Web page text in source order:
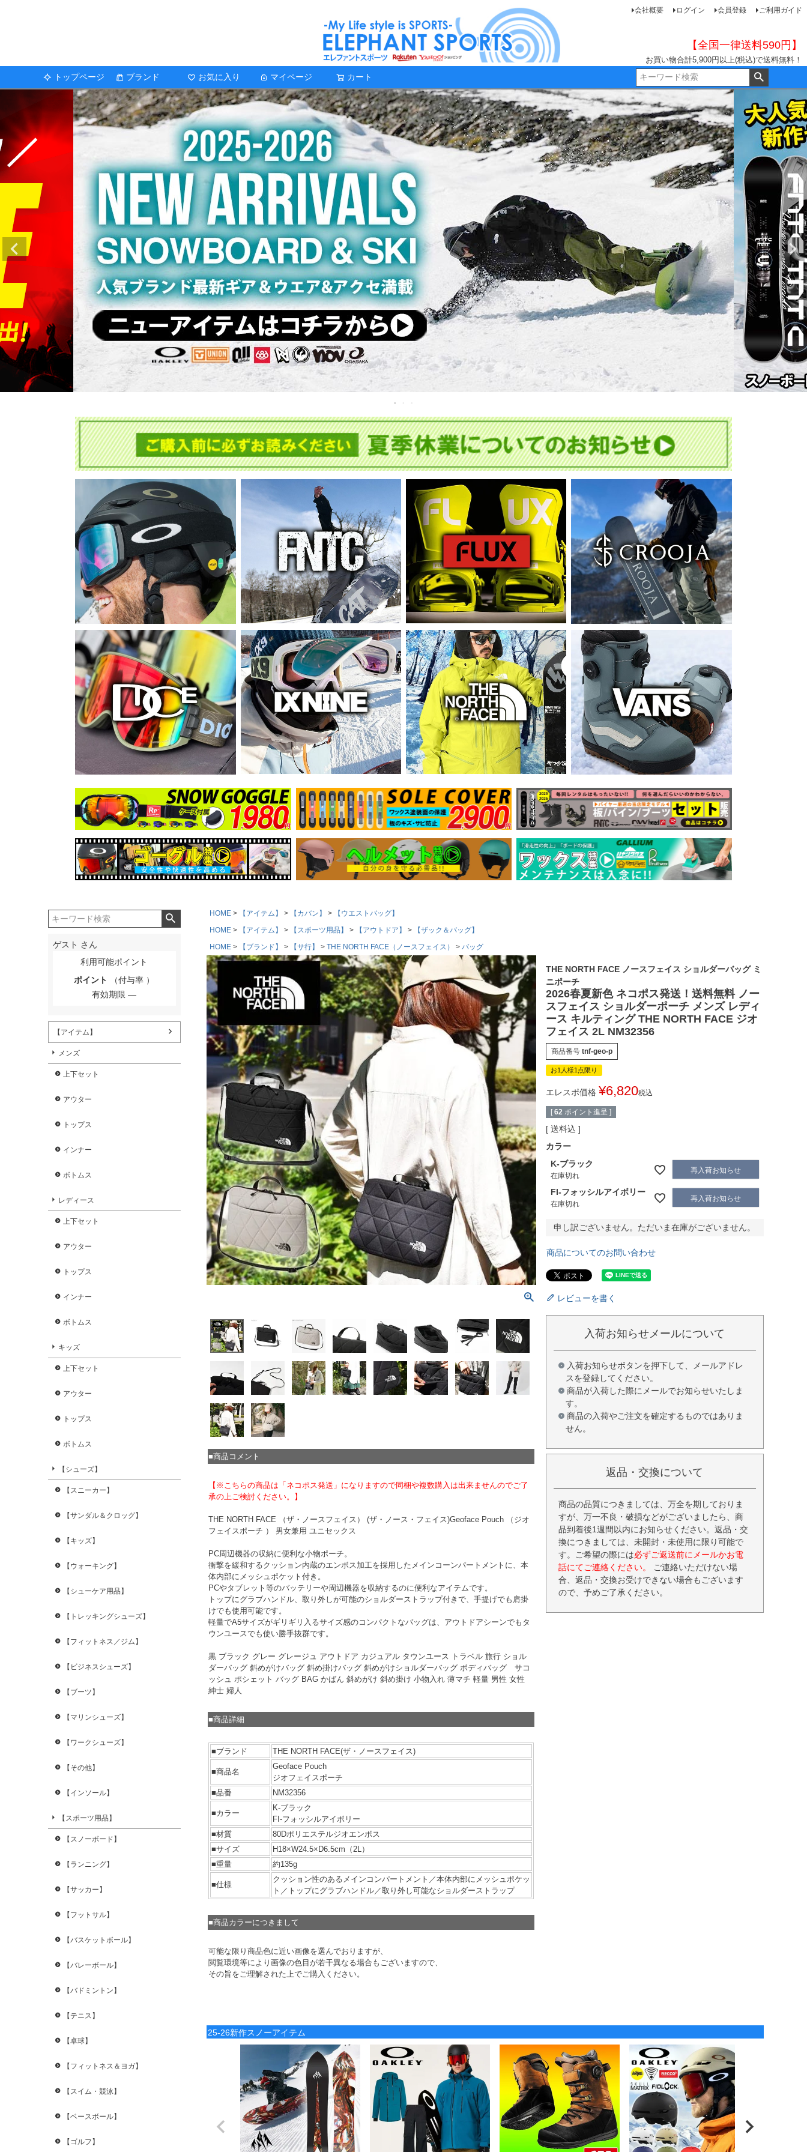
会社概要 ログイン 会員登録 ご利用ガイド
【全国一律送料590円】
お買い物合計5,900円以上(税込)で送料無料！
トップページ ブランド お気に入り マイページ カート
ゲスト さん
利用可能ポイント
ポイント
（付与率 ）
有効期限
【アイテム】
メンズ
上下セット
アウター
トップス
インナー
ボトムス
レディース
上下セット
アウター
トップス
インナー
ボトムス
キッズ
上下セット
アウター
トップス
ボトムス
【シューズ】
【スニーカー】
【サンダル＆クロッグ】
【キッズ】
【ウォーキング】
【シューケア用品】
【トレッキングシューズ】
【フィットネス／ジム】
【ビジネスシューズ】
【ブーツ】
【マリンシューズ】
【ワークシューズ】
【その他】
【インソール】
【スポーツ用品】
【スノーボード】
【ランニング】
【サッカー】
【フットサル】
【バスケットボール】
【バレーボール】
【バドミントン】
【テニス】
【卓球】
【フィットネス＆ヨガ】
【スイム・競泳】
【ベースボール】
【ゴルフ】
HOME 【アイテム】 【カバン】
【ウエストバッグ】
HOME
【アイテム】 【スポーツ用品】 【アウトドア】
【ザック＆バッグ】
HOME
【ブランド】 【サ行】 THE NORTH FACE（ノースフェイス） バッグ
■商品コメント
【※こちらの商品は「ネコポス発送」になりますので同梱や複数購入は出来ませんのでご了
承の上ご検討ください。】
THE NORTH FACE （ザ・ノースフェイス） (ザ・ノース・フェイス)Geoface Pouch （ジオ
フェイスポーチ ） 男女兼用 ユニセックス
PC周辺機器の収納に便利な小物ポーチ。
衝撃を緩和するクッション内蔵のエンボス加工を採用したメインコーンパートメントに、本
体内部にメッシュポケット付き。
PCやタブレット等のバッテリーや周辺機器を収納するのに便利なアイテムです。
トップにグラブハンドル、取り外しが可能のショルダーストラップ付きで、手提げでも肩掛
けでも使用可能です。
軽量でA5サイズがギリギリ入るサイズ感のコンパクトなバッグは、アウトドアシーンでもタ
ウンユースでも使い勝手抜群です。
黒 ブラック グレー グレージュ アウトドア カジュアル タウンユース トラベル 旅行 ショル
ダーバッグ 斜めがけバッグ 斜め掛けバッグ 斜めがけショルダーバッグ ボディバッグ サコ
ッシュ ポシェット バッグ BAG かばん 斜めがけ 斜め掛け 小物入れ 薄マチ 軽量 男性 女性
紳士 婦人
■商品詳細
■ブランド THE NORTH FACE(ザ・ノースフェイス)
■商品名
Geoface Pouch
ジオフェイスポーチ
■品番
NM32356
■カラー
K-ブラック
FI-フォッシルアイボリー
■材質
80Dポリエステルジオエンボス
■サイズ
H18×W24.5×D6.5cm（2L）
■重量
約135g
■仕様
クッション性のあるメインコンパートメント／本体内部にメッシュポケッ
ト／トップにグラブハンドル／取り外し可能なショルダーストラップ
■商品カラーにつきまして
可能な限り商品色に近い画像を選んでおりますが、
閲覧環境等により画像の色目が若干異なる場合もございますので、
その旨をご理解された上でご購入ください。
THE NORTH FACE ノースフェイス ショルダーバッグ ミ
ニポーチ
2026春夏新色 ネコポス発送！送料無料 ノー
スフェイス ショルダーポーチ メンズ レディ
ース キルティング THE NORTH FACE ジオ
フェイス 2L NM32356
商品番号 tnf-geo-p
お1人様1点限り
エレスポ価格 ¥6,820税込
[ 62 ポイント進呈 ]
送料込
カラー
K-ブラック
在庫切れ
再入荷お知らせ
FI-フォッシルアイボリー
在庫切れ
再入荷お知らせ
申し訳ございません。ただいま在庫がございません。
商品についてのお問い合わせ
レビューを書く
入荷お知らせメールについて
入荷お知らせボタンを押下して、メールアドレ
スを登録してください。
商品が入荷した際にメールでお知らせいたしま
す。
商品の入荷やご注文を確定するものではありま
せん。
返品・交換について
商品の品質につきましては、万全を期しておりま
すが、万一不良・破損などがございましたら、商
品到着後1週間以内にお知らせください。返品・交
換につきましては、未開封・未使用に限り可能で
す。ご希望の際には必ずご返送前にメールかお電
話にてご連絡ください。
ご連絡いただけない場
合、返品・交換お受けできない場合もございます
ので、予めご了承ください。
25-26新作スノーアイテム